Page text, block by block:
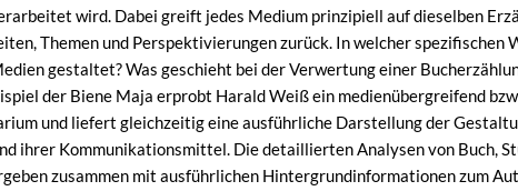
wird. Dabei greift jedes Medium prinzipiell auf dieselben
Themen und Perspektivierungen zurück. In welcher spezifischen
gestaltet? Was geschieht bei der Verwertung einer
der Biene Maja erprobt Harald Weiß ein medienübergreifend
und liefert gleichzeitig eine ausführliche Darstellung der
ihrer Kommunikationsmittel. Die detaillierten Analysen von Buch,
zusammen mit ausführlichen Hintergrundinformationen zum